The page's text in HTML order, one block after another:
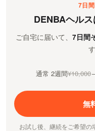
7日
DENBAヘルス
ご自宅に届いて、 7日間
通常 2週間¥10,000
無
お試し後、継続をご希望の